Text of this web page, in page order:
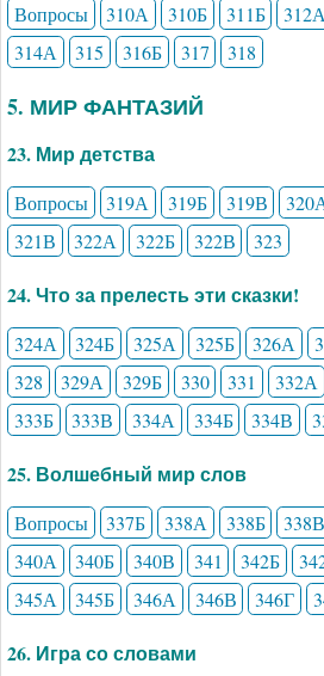
Вопросы 310А 310Б 311Б
314А
315 316Б 317 318
5. МИР ФАНТАЗИЙ
23. Мир детства
Вопросы 319А 319Б 319В
321В
322А 322Б 322В 323
24. Что за прелесть эти сказки!
324А 324Б 325А 325Б 326А
328
329А 329Б 330 331 332А
333Б
333В 334А 334Б 334В
25. Волшебный мир слов
Вопросы 337Б 338А 338Б 338В
340А
340Б 340В 341 342Б
345А
345Б 346А 346В 346Г
26. Игра со словами